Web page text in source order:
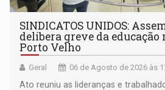
SINDICATOS UNIDOS:
delibera greve da
Porto Velho
Geral 06 de Agosto de 2026 às
Ato reuniu as lideranças e